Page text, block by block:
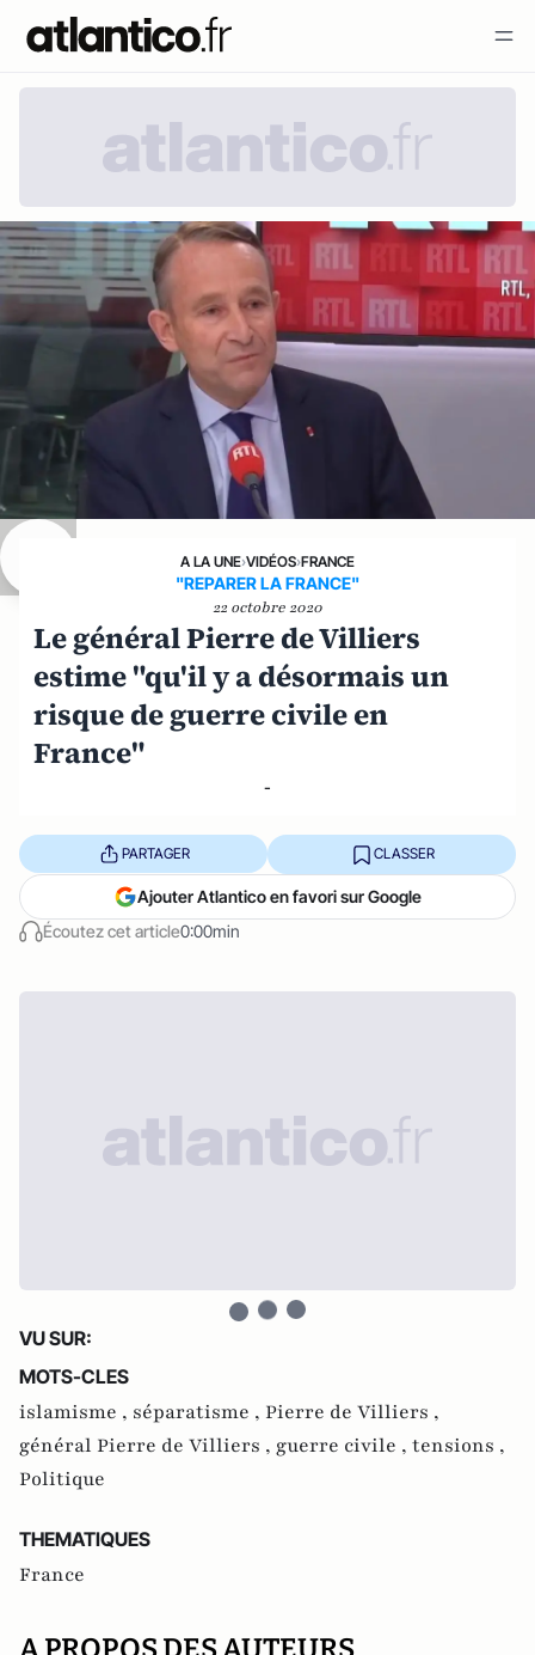
A LA UNE›VIDÉOS›FRANCE
"REPARER LA FRANCE"
22 octobre 2020
Le général Pierre de Villiers
estime "qu'il y a désormais un
risque de guerre civile en
France"
-
Écoutez cet article0:00min
PARTAGER CLASSER
Ajouter Atlantico en favori sur Google
VU SUR:
MOTS-CLES
islamisme , séparatisme , Pierre de Villiers ,
général Pierre de Villiers , guerre civile , tensions ,
Politique
THEMATIQUES
France